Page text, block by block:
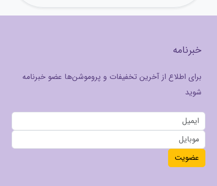
خبرنامه
برای اطلاع از آخرین تخفیفات و پروموشن‌ها عضو خبرنامه
شوید
عضویت